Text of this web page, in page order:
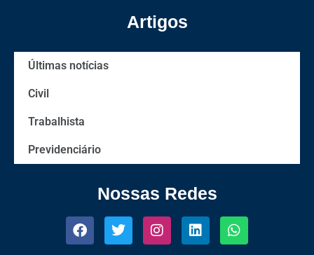
Artigos
Últimas notícias
Civil
Trabalhista
Previdenciário
Nossas Redes